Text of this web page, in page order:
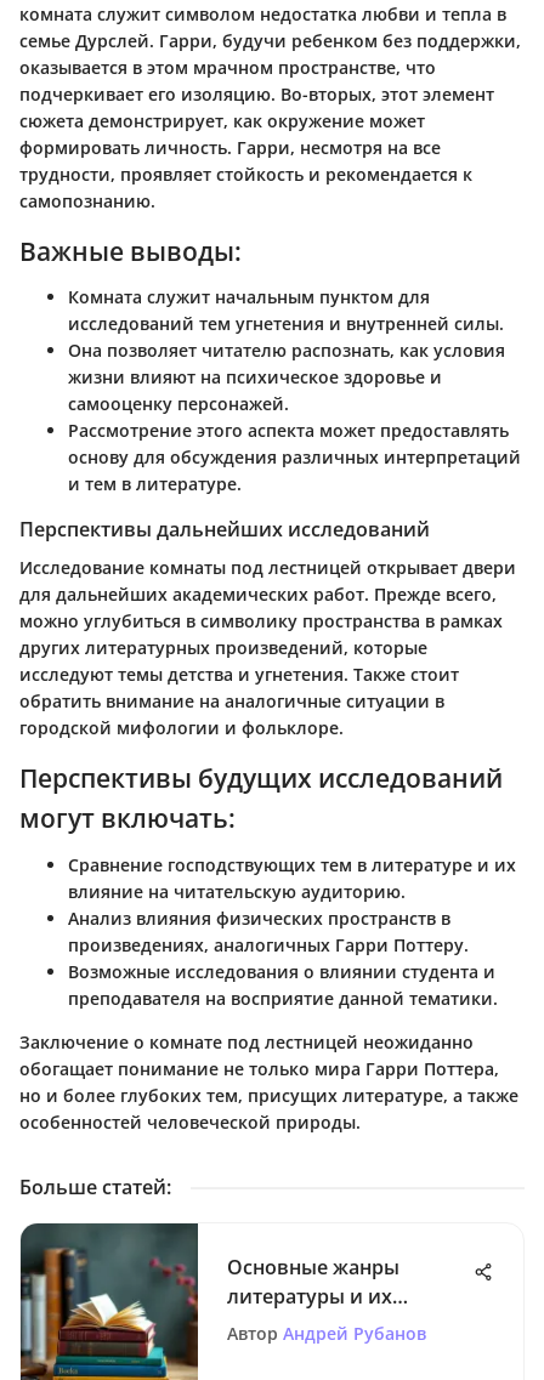
комната служит символом недостатка любви и тепла в
семье Дурслей. Гарри, будучи ребенком без поддержки,
оказывается в этом мрачном пространстве, что
подчеркивает его изоляцию. Во-вторых, этот элемент
сюжета демонстрирует, как окружение может
формировать личность. Гарри, несмотря на все
трудности, проявляет стойкость и рекомендается к
самопознанию.
Важные выводы:
Комната служит начальным пунктом для
исследований тем угнетения и внутренней силы.
Она позволяет читателю распознать, как условия
жизни влияют на психическое здоровье и
самооценку персонажей.
Рассмотрение этого аспекта может предоставлять
основу для обсуждения различных интерпретаций
и тем в литературе.
Перспективы дальнейших исследований
Исследование комнаты под лестницей открывает двери
для дальнейших академических работ. Прежде всего,
можно углубиться в символику пространства в рамках
других литературных произведений, которые
исследуют темы детства и угнетения. Также стоит
обратить внимание на аналогичные ситуации в
городской мифологии и фольклоре.
Перспективы будущих исследований
могут включать:
Сравнение господствующих тем в литературе и их
влияние на читательскую аудиторию.
Анализ влияния физических пространств в
произведениях, аналогичных Гарри Поттеру.
Возможные исследования о влиянии студента и
преподавателя на восприятие данной тематики.
Заключение о комнате под лестницей неожиданно
обогащает понимание не только мира Гарри Поттера,
но и более глубоких тем, присущих литературе, а также
особенностей человеческой природы.
Больше статей:
Основные жанры
литературы и их
особенности
Автор Андрей Рубанов